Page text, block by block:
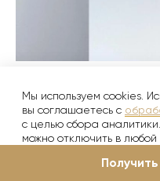
Imagine N
noken
от1 120руб./шт
Мы используем cookies.
вы соглашаетесь с
с целью сбора
можно отключить в